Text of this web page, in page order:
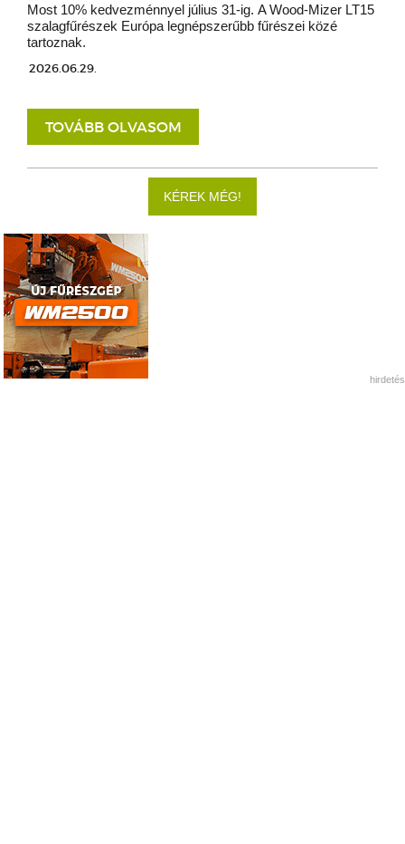
Most 10% kedvezménnyel július 31-ig. A Wood-Mizer LT15
szalagfűrészek Európa legnépszerűbb fűrészei közé
tartoznak.
2026.06.29.
TOVÁBB OLVASOM
KÉREK MÉG!
hirdetés